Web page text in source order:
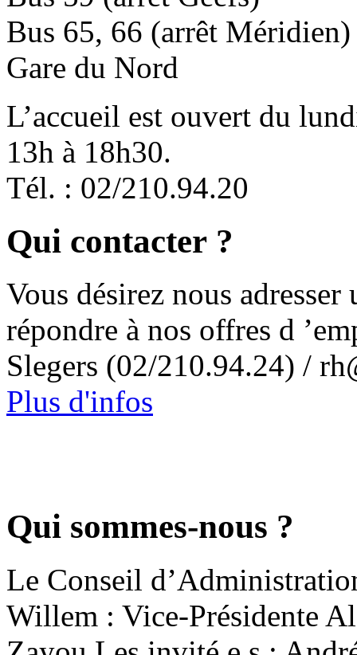
Bus 65, 66 (arrêt Méridien)
Gare du Nord
L’accueil est ouvert du
13h à 18h30.
Tél. : 02/210.94.20
Qui contacter ?
Vous désirez nous
répondre à nos offres d
Slegers (02/210.94.24) /
Plus d'infos
Qui sommes-nous ?
Le Conseil
Willem : Vice-Présidente